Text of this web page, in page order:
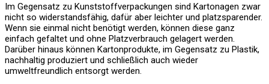
Im Gegensatz zu Kunststoffverpackungen sind Kartonagen zwar
nicht so widerstandsfähig, dafür aber leichter und platzsparender.
Wenn sie einmal nicht benötigt werden, können diese ganz
einfach gefaltet und ohne Platzverbrauch gelagert werden.
Darüber hinaus können Kartonprodukte, im Gegensatz zu Plastik,
nachhaltig produziert und schließlich auch wieder
umweltfreundlich entsorgt werden.